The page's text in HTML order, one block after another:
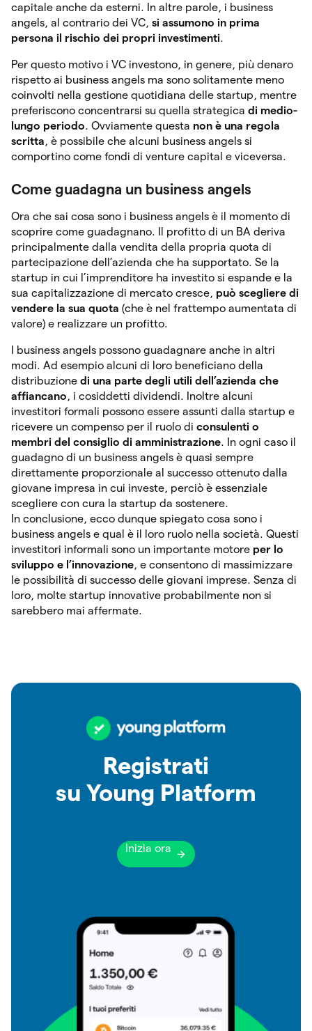
capitale anche da esterni. In altre parole, i business
angels, al contrario dei VC, si assumono in prima
persona il rischio dei propri investimenti.
Per questo motivo i VC investono, in genere, più denaro
rispetto ai business angels ma sono solitamente meno
coinvolti nella gestione quotidiana delle startup, mentre
preferiscono concentrarsi su quella strategica di medio-
lungo periodo. Ovviamente questa non è una regola
scritta, è possibile che alcuni business angels si
comportino come fondi di venture capital e viceversa.
Come guadagna un business angels
Ora che sai cosa sono i business angels è il momento di
scoprire come guadagnano. Il profitto di un BA deriva
principalmente dalla vendita della propria quota di
partecipazione dell’azienda che ha supportato. Se la
startup in cui l’imprenditore ha investito si espande e la
sua capitalizzazione di mercato cresce, può scegliere di
vendere la sua quota (che è nel frattempo aumentata di
valore) e realizzare un profitto.
I business angels possono guadagnare anche in altri
modi. Ad esempio alcuni di loro beneficiano della
distribuzione di una parte degli utili dell’azienda che
affiancano, i cosiddetti dividendi. Inoltre alcuni
investitori formali possono essere assunti dalla startup e
ricevere un compenso per il ruolo di consulenti o
membri del consiglio di amministrazione. In ogni caso il
guadagno di un business angels è quasi sempre
direttamente proporzionale al successo ottenuto dalla
giovane impresa in cui investe, perciò è essenziale
scegliere con cura la startup da sostenere.
In conclusione, ecco dunque spiegato cosa sono i
business angels e qual è il loro ruolo nella società. Questi
investitori informali sono un importante motore per lo
sviluppo e l’innovazione, e consentono di massimizzare
le possibilità di successo delle giovani imprese. Senza di
loro, molte startup innovative probabilmente non si
sarebbero mai affermate.
Registrati
su Young Platform
Inizia ora